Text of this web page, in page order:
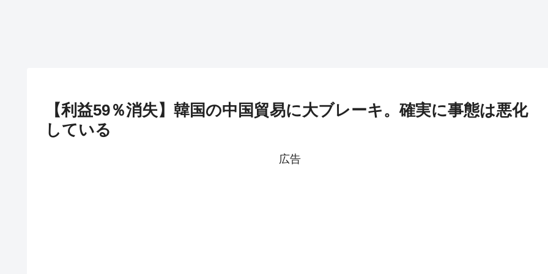
【利益59％消失】韓国の中国貿易に大ブレーキ。確実に事態は悪化
している
広告